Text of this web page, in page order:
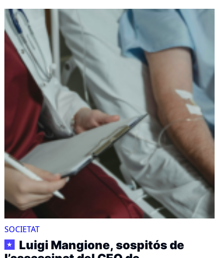
SOCIETAT
★
Luigi Mangione, sospitós de